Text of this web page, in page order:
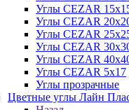
Углы CEZAR
Углы CEZAR
Углы CEZAR
Углы CEZAR
Углы CEZAR
Углы CEZAR 5х17
Углы прозрачные
Цветные углы Лайн